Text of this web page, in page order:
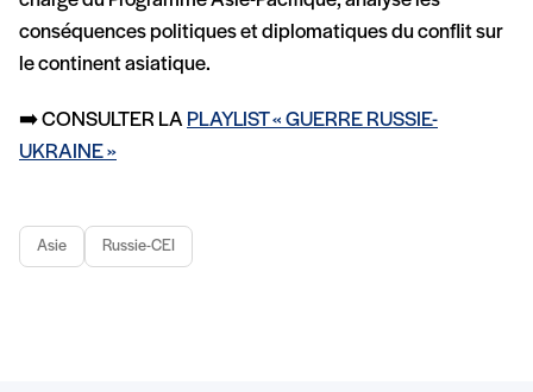
conséquences politiques et diplomatiques du conflit sur
le continent asiatique.
➡️ CONSULTER LA PLAYLIST « GUERRE RUSSIE-
UKRAINE »
Asie Russie-CEI